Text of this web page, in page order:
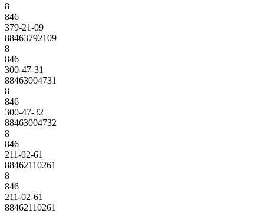
8
846
379-21-09
88463792109
8
846
300-47-31
88463004731
8
846
300-47-32
88463004732
8
846
211-02-61
88462110261
8
846
211-02-61
88462110261